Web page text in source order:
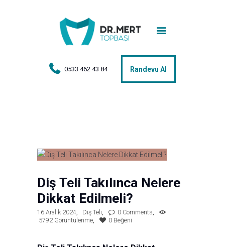
0533 462 43 84 Randevu Al
Anasayfa
Tedaviler
Hakkımda
İletişim
Diş Teli Takılınca Nelere
Dikkat Edilmeli?
16 Aralık 2024 Diş Teli 0 Comments
5792 Görüntülenme 0 Beğeni